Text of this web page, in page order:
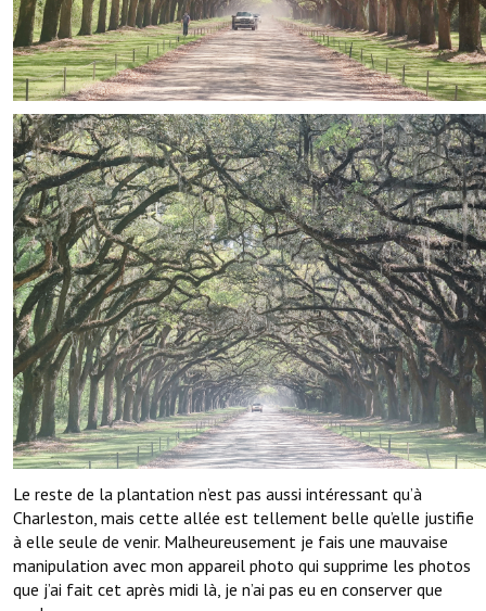
Le reste de la plantation n’est pas aussi intéressant qu’à
Charleston, mais cette allée est tellement belle qu’elle justifie
à elle seule de venir. Malheureusement je fais une mauvaise
manipulation avec mon appareil photo qui supprime les photos
que j’ai fait cet après midi là, je n’ai pas eu en conserver que